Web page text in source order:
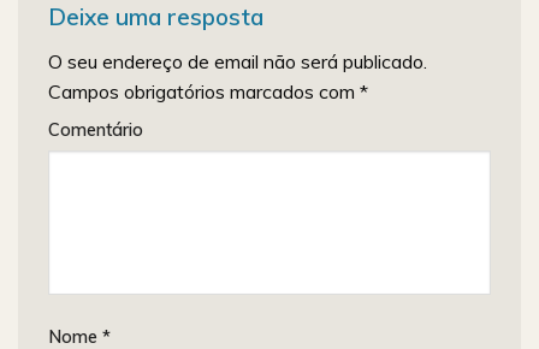
Deixe uma resposta
O seu endereço de email não será publicado.
Campos obrigatórios marcados com *
Comentário
Nome *